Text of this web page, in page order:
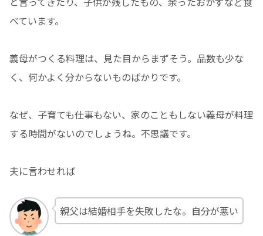
べています。
義母がつくる料理は、見た目からまずそう。品数も少な
く、何かよく分からないものばかりです。
なぜ、子育ても仕事もない、家のこともしない義母が料理
する時間がないのでしょうね。不思議です。
夫に言わせれば
親父は結婚相手を失敗したな。自分が悪い